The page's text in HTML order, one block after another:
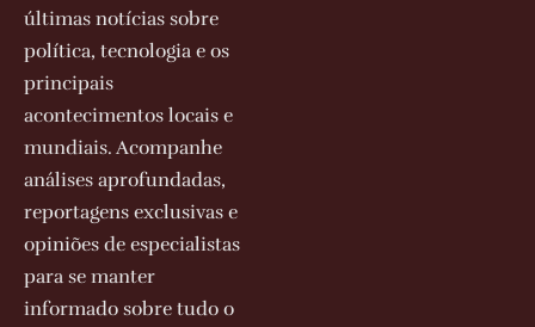
últimas notícias sobre
política, tecnologia e os
principais
acontecimentos locais e
mundiais. Acompanhe
análises aprofundadas,
reportagens exclusivas e
opiniões de especialistas
para se manter
informado sobre tudo o